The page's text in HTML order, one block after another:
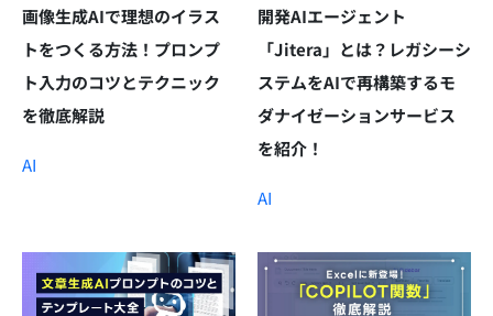
画像生成AIで理想のイラス
トをつくる方法！プロンプ
ト入力のコツとテクニック
を徹底解説
AI
開発AIエージェント
「Jitera」とは？レガシーシ
ステムをAIで再構築するモ
ダナイゼーションサービス
を紹介！
AI